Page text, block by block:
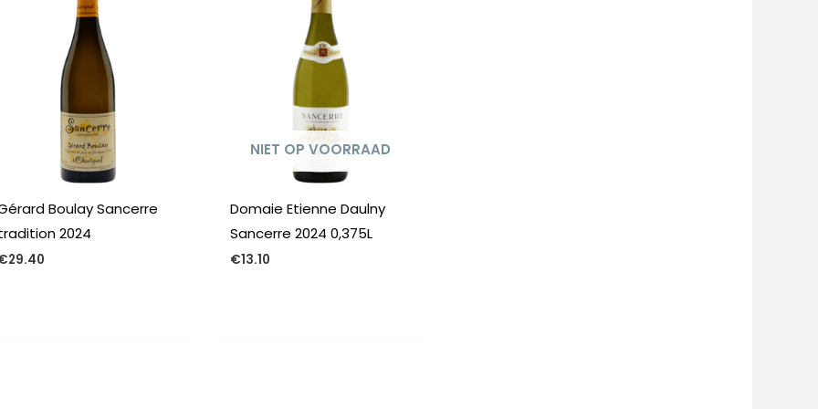
Boulay Sancerre
2024
29.40
NIET OP VOORRAAD
Domaie Etienne Daulny
Sancerre 2024 0,375L
€13.10